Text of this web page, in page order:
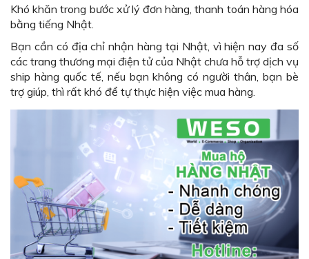
Khó khăn trong bước xử lý đơn hàng, thanh toán hàng hóa
bằng tiếng Nhật.
Bạn cần có địa chỉ nhận hàng tại Nhật, vì hiện nay đa số
các trang thương mại điện tử của Nhật chưa hỗ trợ dịch vụ
ship hàng quốc tế, nếu bạn không có người thân, bạn bè
trợ giúp, thì rất khó để tự thực hiện việc mua hàng.